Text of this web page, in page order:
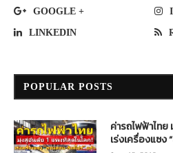
GOOGLE +
LINKEDIN
POPULAR POSTS
ค่ารถไฟฟ้าไท
เร่งเครื่องแซ